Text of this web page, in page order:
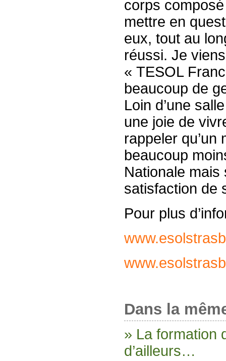
corps
mettre en
eux, tout au
réussi. Je
« TESOL
beaucoup de
Loin d’une
une joie de
rappeler qu’un
beaucoup
Nationale
satisfaction de
Pour plus
Dans la
» La formation
d’ailleurs…